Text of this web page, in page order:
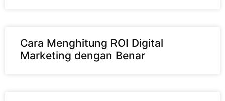
Cara Menghitung ROI Digital
Marketing dengan Benar